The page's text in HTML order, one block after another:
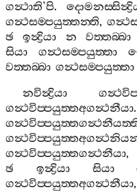
ගන්‍ථාති’පි.
ගන්‍ථසම‍්පයුත‍්තන‍්ති,
ඡ
ඉන්‍ද්‍රියා න වත‍්තබ‍්බා
සියා
ගන්‍ථසම‍්පයුත‍්තා
වත‍්තබ‍්බා ගන්‍ථසම‍්පයුත‍්තා
නවින්‍ද්‍රියා
ගන්‍ථවිප‍්පයුත‍්තඅගන්‍ථනීයා
ගන්‍ථවිප‍්පයුත‍්තගන්‍ථනීයා,
ඡ
ඉන්‍ද්‍රියා සියා
ගන්‍ථවිප‍්පයුත‍්තඅගන්‍ථනීයා